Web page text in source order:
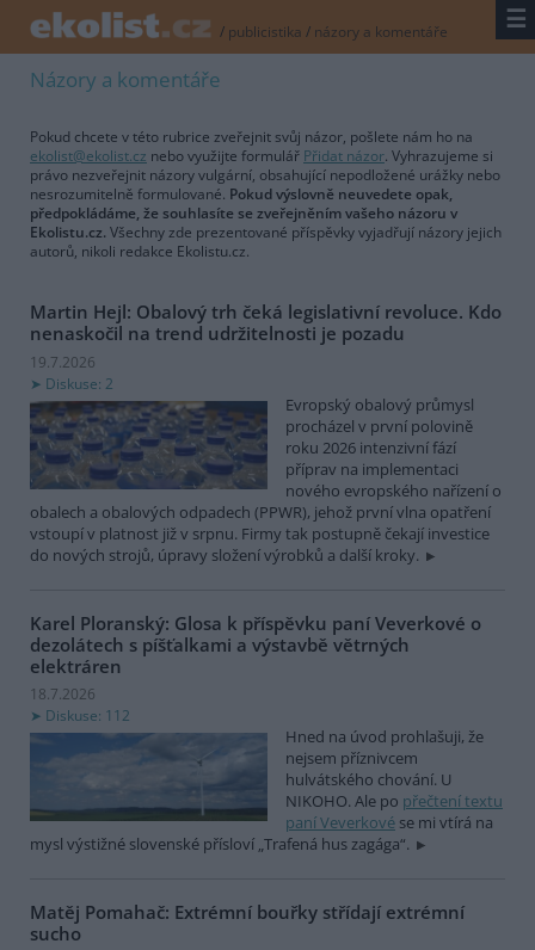
/ publicistika / názory a komentáře ☰
Názory a komentáře
Pokud chcete v této rubrice zveřejnit svůj názor, pošlete nám ho na
ekolist@ekolist.cz nebo využijte formulář Přidat názor. Vyhrazujeme si
právo nezveřejnit názory vulgární, obsahující nepodložené urážky nebo
nesrozumitelně formulované. Pokud výslovně neuvedete opak,
předpokládáme, že souhlasíte se zveřejněním vašeho názoru v
Ekolistu.cz. Všechny zde prezentované příspěvky vyjadřují názory jejich
autorů, nikoli redakce Ekolistu.cz.
Martin Hejl: Obalový trh čeká legislativní revoluce. Kdo
nenaskočil na trend udržitelnosti je pozadu
19.7.2026
Diskuse: 2
Evropský obalový průmysl
procházel v první polovině
roku 2026 intenzivní fází
příprav na implementaci
nového evropského nařízení o
obalech a obalových odpadech (PPWR), jehož první vlna opatření
vstoupí v platnost již v srpnu. Firmy tak postupně čekají investice
do nových strojů, úpravy složení výrobků a další kroky.
Karel Ploranský: Glosa k příspěvku paní Veverkové o
dezolátech s píšťalkami a výstavbě větrných
elektráren
18.7.2026
Diskuse: 112
Hned na úvod prohlašuji, že
nejsem příznivcem
hulvátského chování. U
NIKOHO. Ale po přečtení textu
paní Veverkové se mi vtírá na
mysl výstižné slovenské přísloví „Trafená hus zagága“.
Matěj Pomahač: Extrémní bouřky střídají extrémní
sucho